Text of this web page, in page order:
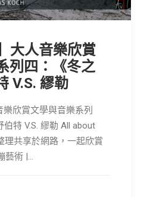
大人音樂欣賞
列四：《冬之
V.S. 繆勒
樂欣賞文學與音樂系列
特 V.S. 繆勒 All about
理共享於網路，一起欣賞
藝術 |…